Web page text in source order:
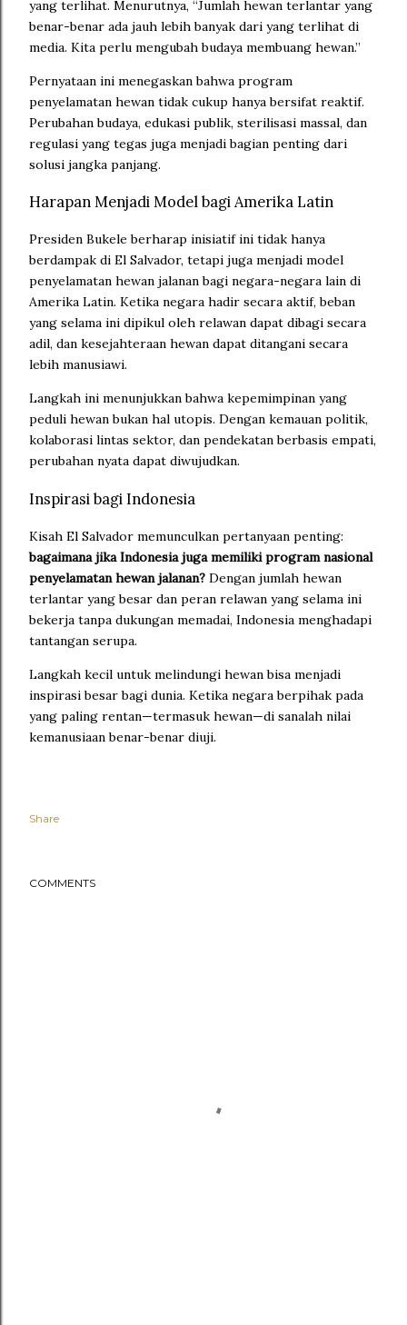
yang terlihat. Menurutnya, “Jumlah hewan terlantar yang
benar-benar ada jauh lebih banyak dari yang terlihat di
media. Kita perlu mengubah budaya membuang hewan.”
Pernyataan ini menegaskan bahwa program
penyelamatan hewan tidak cukup hanya bersifat reaktif.
Perubahan budaya, edukasi publik, sterilisasi massal, dan
regulasi yang tegas juga menjadi bagian penting dari
solusi jangka panjang.
Harapan Menjadi Model bagi Amerika Latin
Presiden Bukele berharap inisiatif ini tidak hanya
berdampak di El Salvador, tetapi juga menjadi model
penyelamatan hewan jalanan bagi negara-negara lain di
Amerika Latin. Ketika negara hadir secara aktif, beban
yang selama ini dipikul oleh relawan dapat dibagi secara
adil, dan kesejahteraan hewan dapat ditangani secara
lebih manusiawi.
Langkah ini menunjukkan bahwa kepemimpinan yang
peduli hewan bukan hal utopis. Dengan kemauan politik,
kolaborasi lintas sektor, dan pendekatan berbasis empati,
perubahan nyata dapat diwujudkan.
Inspirasi bagi Indonesia
Kisah El Salvador memunculkan pertanyaan penting:
bagaimana jika Indonesia juga memiliki program nasional
penyelamatan hewan jalanan? Dengan jumlah hewan
terlantar yang besar dan peran relawan yang selama ini
bekerja tanpa dukungan memadai, Indonesia menghadapi
tantangan serupa.
Langkah kecil untuk melindungi hewan bisa menjadi
inspirasi besar bagi dunia. Ketika negara berpihak pada
yang paling rentan—termasuk hewan—di sanalah nilai
kemanusiaan benar-benar diuji.
Share
COMMENTS